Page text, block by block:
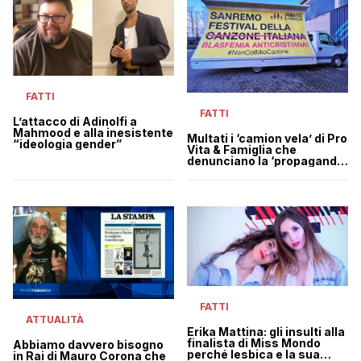
FATTI
L’attacco di Adinolfi a
Mahmood e alla inesistente
“ideologia gender”
FATTI
Multati i ‘camion vela’ di Pro
Vita & Famiglia che
denunciano la ‘propaganda
ATTUALITÀ
Abbiamo davvero bisogno
in Rai di Mauro Corona che
FATTI
Erika Mattina: gli insulti alla
finalista di Miss Mondo
perché lesbica e la sua